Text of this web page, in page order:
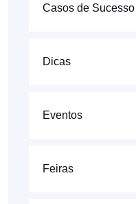
Casos de Sucesso
Dicas
Eventos
Feiras